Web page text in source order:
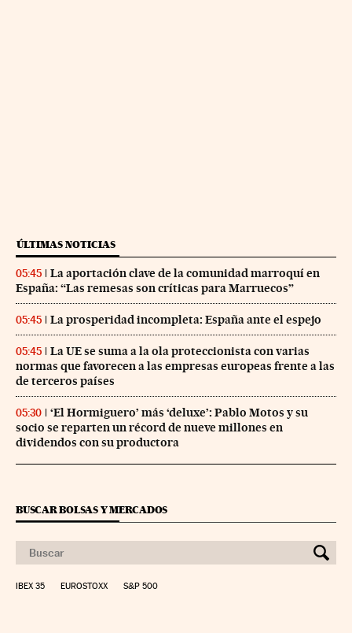
ÚLTIMAS NOTICIAS
05:45
La aportación clave de la comunidad marroquí en
España: “Las remesas son críticas para Marruecos”
05:45 La prosperidad incompleta: España ante el espejo
05:45
La UE se suma a la ola proteccionista con varias
normas que favorecen a las empresas europeas frente a las
de terceros países
05:30
‘El Hormiguero’ más ‘deluxe’: Pablo Motos y su
socio se reparten un récord de nueve millones en
dividendos con su productora
BUSCAR BOLSAS Y MERCADOS
IBEX 35 EUROSTOXX S&P 500